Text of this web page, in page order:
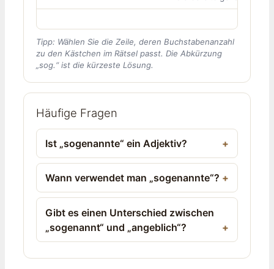
Tipp: Wählen Sie die Zeile, deren Buchstabenanzahl
zu den Kästchen im Rätsel passt. Die Abkürzung
„sog.“ ist die kürzeste Lösung.
Häufige Fragen
Ist „sogenannte“ ein Adjektiv?
Wann verwendet man „sogenannte“?
Gibt es einen Unterschied zwischen
„sogenannt“ und „angeblich“?